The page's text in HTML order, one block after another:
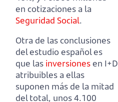
en cotizaciones a la
Seguridad Social.
Otra de las conclusiones
del estudio español es
que las inversionesen I+D
atribuibles a ellas
suponen más de la mitad
del total, unos 4.100